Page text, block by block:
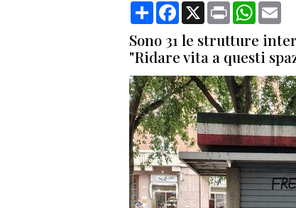
CondividiFacebook
X Print
Sono 31 le strutture
"Ridare vita a questi